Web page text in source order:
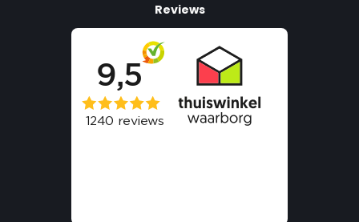
Reviews